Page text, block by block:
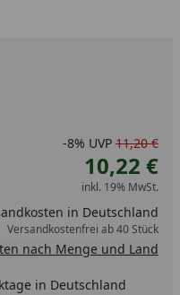
eingeben
um eins erhöhen
-8% UVP 11,20 €
10,22 €
inkl. 19% MwSt.
in Deutschland
Versandkostenfrei ab 40 Stück
nach Menge und Land
in Deutschland